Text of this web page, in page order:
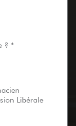
? *
Libérale